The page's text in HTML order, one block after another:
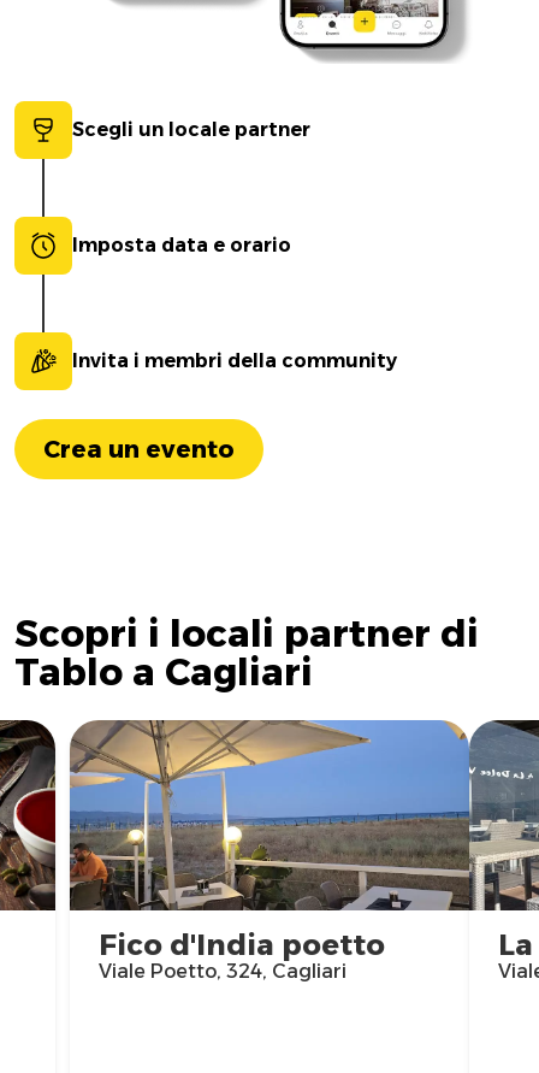
Scegli un locale partner
Imposta data e orario
Invita i membri della community
Crea un evento
Scopri i locali partner di
Tablo a Cagliari
Fico d'India poetto
Viale Poetto, 324, Cagliari